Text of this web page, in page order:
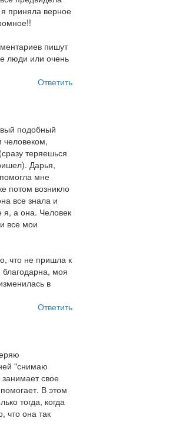
приняла верное
пишут
люди или очень
Ответить
подобный
теряешься
Дарья,
мне
потом возникло
все знала и
я, а она. Человек
все мои
что не пришла к
моя
в
Ответить
"снимаю
свое
В этом
тогда, когда
что она так